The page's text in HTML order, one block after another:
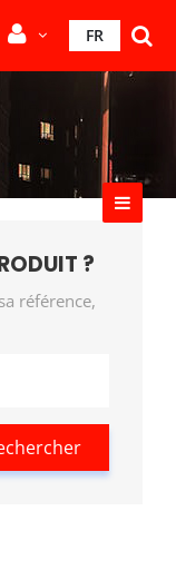
FR
?
référence,